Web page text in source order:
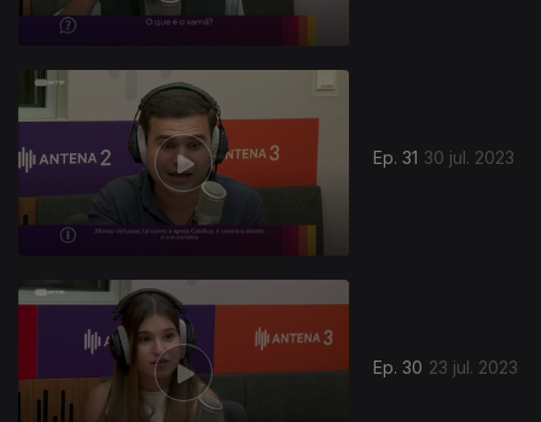
Ep. 31 30 jul. 2023
Ep. 30 23 jul. 2023
706703